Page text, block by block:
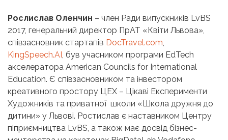
Рослислав Оленчин – член Ради випускників LvBS
2017, генеральний директор ПрАТ «Квіти Львова»,
співзасновник стартапів DocTravel.com
KingSpeech.AI , був учасником програми EdTech
акселератора American Councils for International
Education. Є співзасновником та інвестором
креативного простору ЦЕХ – Цікаві Експерименти
Художників та приватної школи «Школа дружня до
дитини» у Львові. Ростислав є наставником Центру
піприємництва LvBS, а також має досвід бізнес-